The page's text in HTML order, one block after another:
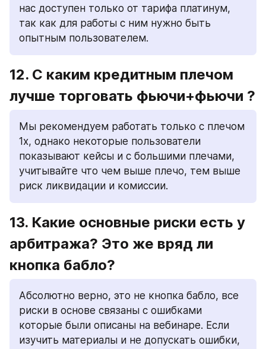
нас доступен только от тарифа платинум,
так как для работы с ним нужно быть
опытным пользователем.
12. С каким кредитным плечом
Мы рекомендуем работать только с плечом
1х, однако некоторые пользователи
показывают кейсы и с большими плечами,
учитывайте что чем выше плечо, тем выше
риск ликвидации и комиссии.
13. Какие основные риски есть у
арбитража? Это же вряд ли
кнопка бабло?
Абсолютно верно, это не кнопка бабло, все
риски в основе связаны с ошибками
которые были описаны на вебинаре. Если
изучить материалы и не допускать ошибки,